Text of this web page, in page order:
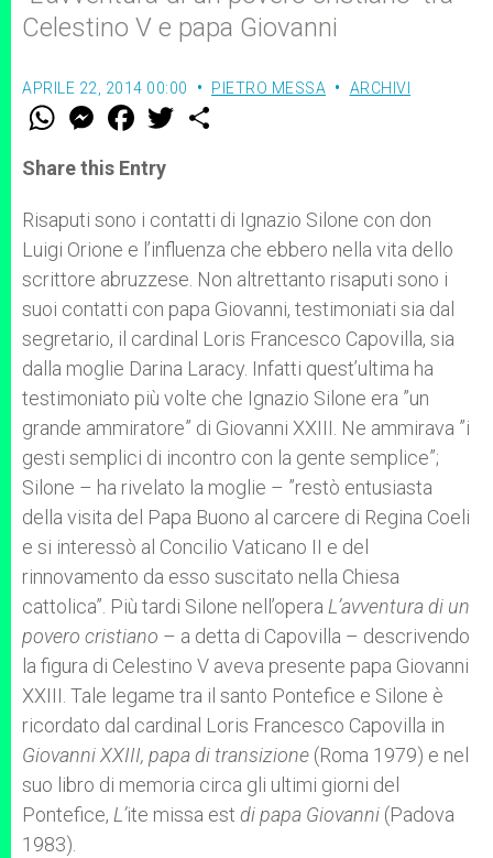
Celestino V e papa Giovanni
APRILE 22, 2014 00:00 PIETRO MESSA ARCHIVI
W
t
s
p
p
M
e
s
e
g
e
r
F
a
e
b
o
k
w
r
Share this Entry
Risaputi sono i contatti di Ignazio Silone con don
Luigi Orione e l’influenza che ebbero nella vita dello
scrittore abruzzese. Non altrettanto risaputi sono i
suoi contatti con papa Giovanni, testimoniati sia dal
segretario, il cardinal Loris Francesco Capovilla, sia
dalla moglie Darina Laracy. Infatti quest’ultima ha
testimoniato più volte che Ignazio Silone era ”un
grande ammiratore” di Giovanni XXIII. Ne ammirava ”i
gesti semplici di incontro con la gente semplice”;
Silone – ha rivelato la moglie – ”restò entusiasta
della visita del Papa Buono al carcere di Regina Coeli
e si interessò al Concilio Vaticano II e del
rinnovamento da esso suscitato nella Chiesa
cattolica”. Più tardi Silone nell’opera L’avventura di un
povero cristiano – a detta di Capovilla – descrivendo
la figura di Celestino V aveva presente papa Giovanni
XXIII. Tale legame tra il santo Pontefice e Silone è
ricordato dal cardinal Loris Francesco Capovilla in
Giovanni XXIII, papa di transizione (Roma 1979) e nel
suo libro di memoria circa gli ultimi giorni del
Pontefice, L’ite missa est di papa Giovanni (Padova
1983).